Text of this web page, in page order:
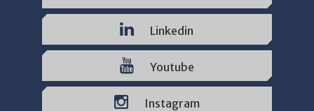
Linkedin
Youtube
Instagram